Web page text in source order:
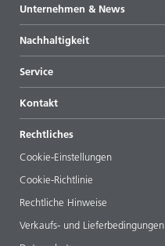
Alle Produkte
Highlights
Unternehmen & News
News
Presse & Medien
Standorte & Distributoren
Messen & Events
Nachhaltigkeit
Nachhaltige Produkte
Success Stories
EcoVadis
Zertifikate
Service
Startformulierungen
Veröffentlichungen
ebooks
Regulatory Affairs
Additive Guide App
Videos
Kontakt
Rechtliches
Cookie-Einstellungen
Cookie-Richtlinie
Rechtliche Hinweise
Verkaufs- und Lieferbedingungen